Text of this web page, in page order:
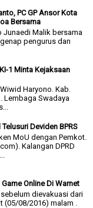
PC GP Ansor Kota
Bersama
Junaedi Malik bersama
pengurus dan
1 Minta Kejaksaan
Haryono. Kab.
Lembaga Swadaya
Deviden BPRS
MoU dengan Pemkot.
Kalangan DPRD
Online Di Warnet
dievakuasi dari
08/2016) malam .